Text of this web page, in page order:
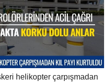
helikopter çarpışmadan